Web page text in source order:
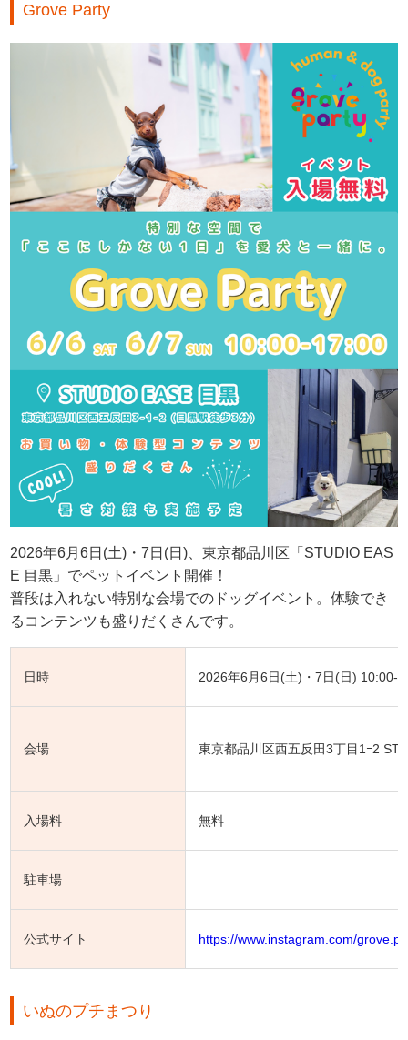
Grove Party
2026年6月6日(土)・7日(日)、東京都品川区「STUDIO EAS
E 目黒」でペットイベント開催！
普段は入れない特別な会場でのドッグイベント。体験でき
るコンテンツも盛りだくさんです。
日時 2026年6月6日(土)・7日(日) 10:00-
会場 東京都品川区西五反田3丁目1ｰ2
入場料 無料
駐車場
公式サイト https://www.instagram.com/
いぬのプチまつり